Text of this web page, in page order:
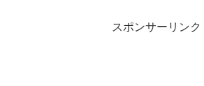
スポンサーリンク